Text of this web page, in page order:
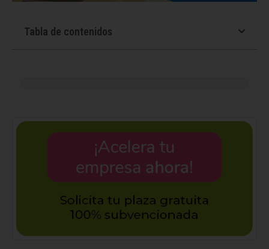
Tabla de contenidos